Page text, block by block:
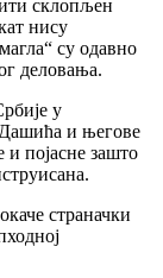
склопљен
нису
су одавно
деловања.
у
и његове
и појасне зашто
страначки